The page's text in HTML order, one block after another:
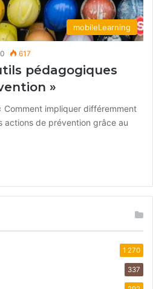
mobileLearning
0 617
pédagogiques
»
Comment impliquer différemment
actions de prévention grâce au
1 270
337